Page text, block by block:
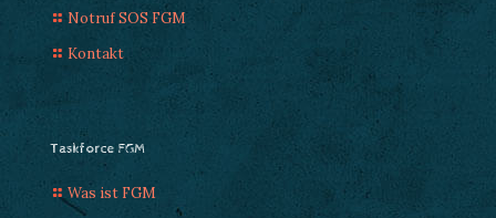
Notruf SOS FGM
Kontakt
Taskforce FGM
Was ist FGM